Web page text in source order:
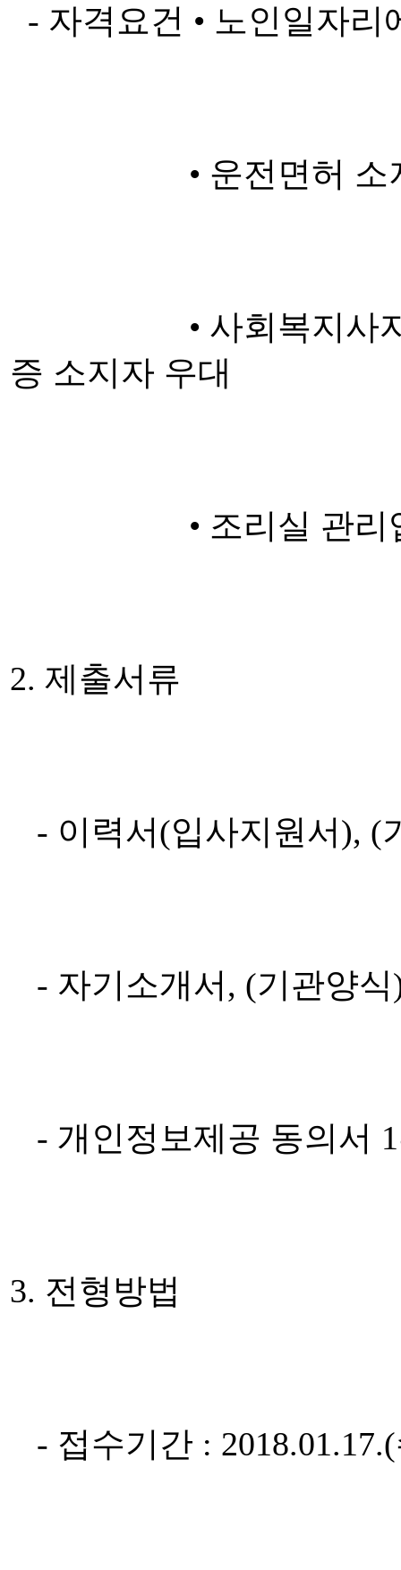
- 자격요건 • 노인일자
• 운전면허 소지
• 사회복지사자격
증 소지자 우대
• 조리실 관리업무
2. 제출서류
- 이력서(입사지원서), (
- 자기소개서, (기관양식
- 개인정보제공 동의서
3. 전형방법
- 접수기간 :